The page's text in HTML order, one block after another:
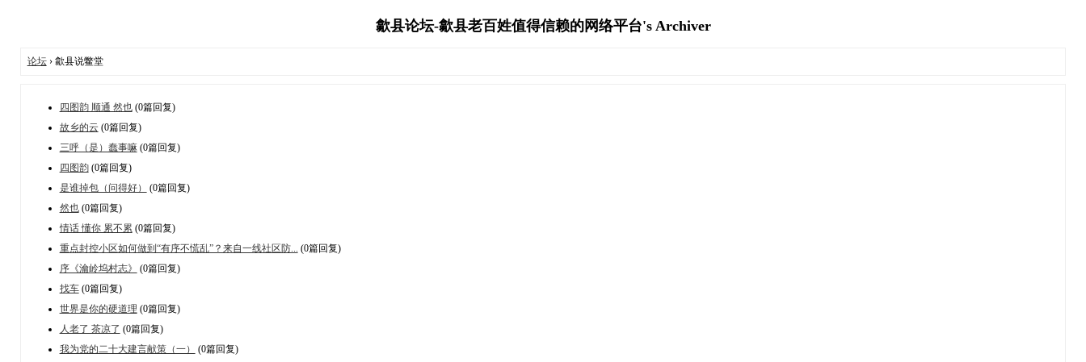
歙县论坛-歙县老百姓值得信赖的网络平台's Archiver
论坛› 歙县说鳖堂
四图韵 顺通 然也(0篇回复)
故乡的云 (0篇回复)
三呼（是）蠢事嘛(0篇回复)
四图韵(0篇回复)
是谁掉包（问得好）
(0篇回复)
然也(0篇回复)
情话 懂你 累不累 (0篇回复)
重点封控小区如何做到“有序不慌乱”？来自一线社区防... (0篇回复)
序《瀹岭坞村志》
(0篇回复)
找车(0篇回复)
世界是你的硬道理 (0篇回复)
人老了 茶凉了 (0篇回复)
我为党的二十大建言献策（一）
(0篇回复)